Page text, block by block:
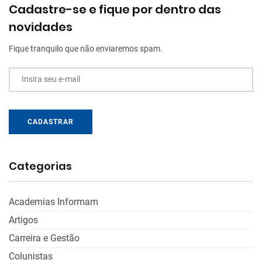
Cadastre-se e fique por dentro das
novidades
Fique tranquilo que não enviaremos spam.
Insira seu e-mail
CADASTRAR
Categorias
Academias Informam
Artigos
Carreira e Gestão
Colunistas